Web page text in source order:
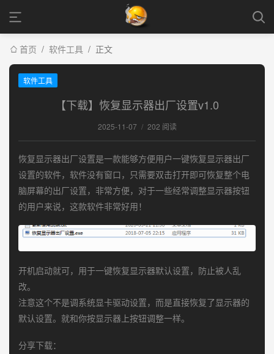
首页 / 软件工具 / 正文
软件工具
【下载】恢复显示器出厂设置v1.0
2025-11-07 / 202 阅读
恢复显示器出厂设置是一款能够方便用户一键恢复显示器出厂
设置的软件，软件没有窗口，只需要双击打开即可恢复整个电
脑屏幕的出厂设置，非常方便，对于一些经常调整显示器按钮
的用户来说，这款软件非常好用！
开机启动就可，用于一键恢复显示器默认设置，防止被人乱
改。
注意这个不是调系统显卡驱动设置，而是直接恢复了显示器的
默认设置。就和你按显示器上按钮调整一样。
分享下载：